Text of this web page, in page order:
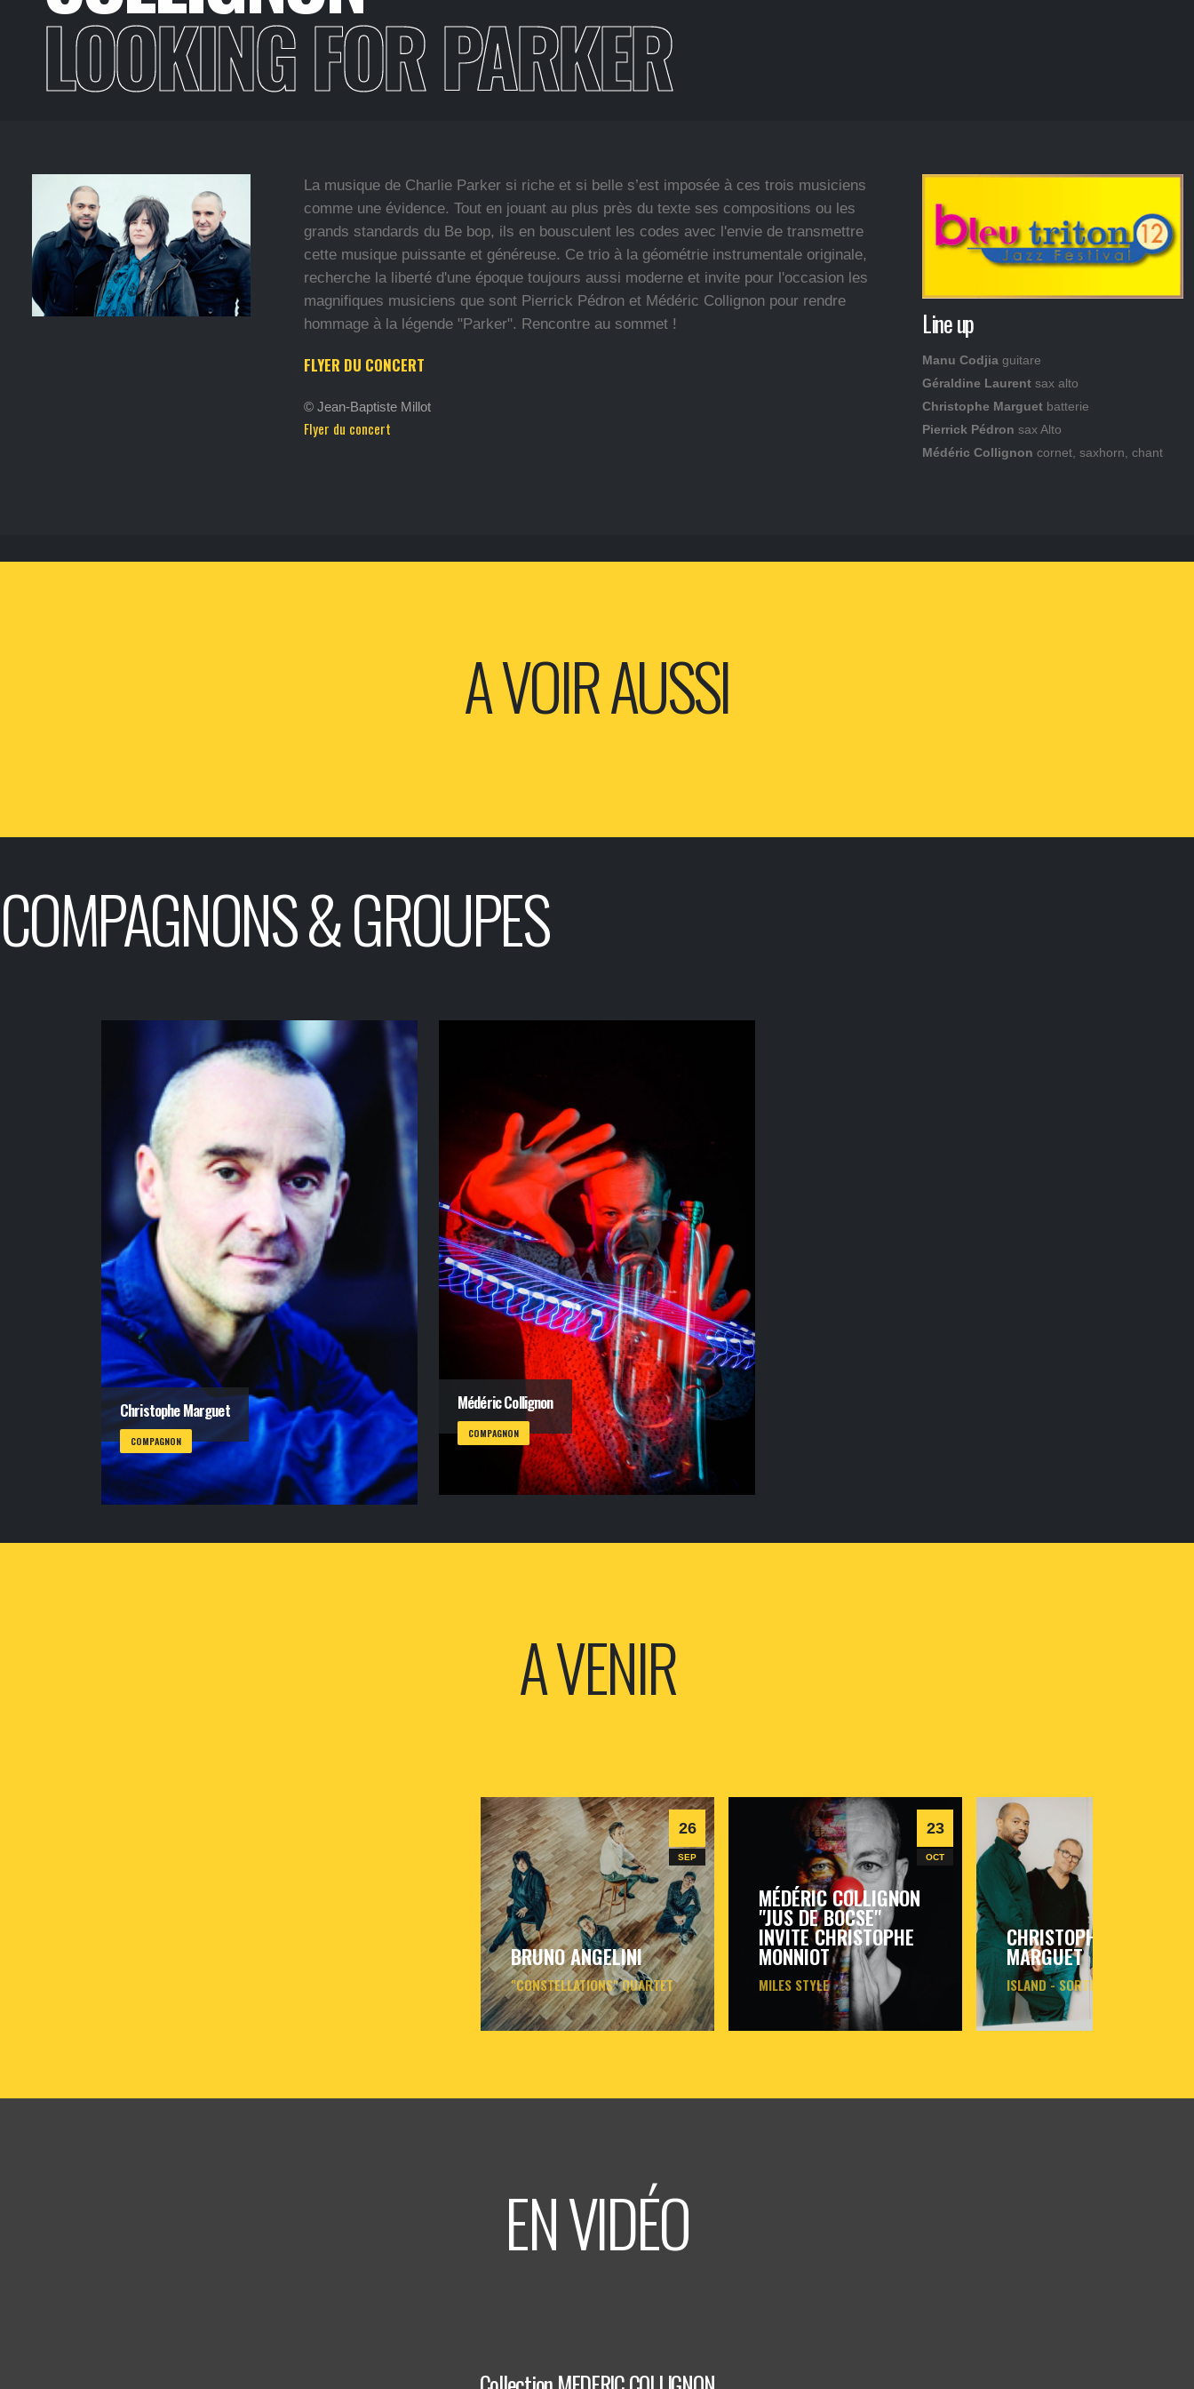
LOOKING FOR PARKER
La musique de Charlie Parker si riche et si belle s’est imposée à ces trois musiciens
comme une évidence. Tout en jouant au plus près du texte ses compositions ou les
grands standards du Be bop, ils en bousculent les codes avec l'envie de transmettre
cette musique puissante et généreuse. Ce trio à la géométrie instrumentale originale,
recherche la liberté d'une époque toujours aussi moderne et invite pour l'occasion les
magnifiques musiciens que sont Pierrick Pédron et Médéric Collignon pour rendre
hommage à la légende "Parker". Rencontre au sommet !
FLYER DU CONCERT
© Jean-Baptiste Millot
Flyer du concert
Line up
Manu Codjia guitare
Géraldine Laurent sax alto
Christophe Marguet batterie
Pierrick Pédron sax Alto
Médéric Collignon cornet, saxhorn, chant
A VOIR AUSSI
COMPAGNONS & GROUPES
Christophe Marguet
COMPAGNON
Médéric Collignon
COMPAGNON
A VENIR
26
SEP
BRUNO ANGELINI
"CONSTELLATIONS" QUARTET
samedi26sept2026- 20h30- Le
23
OCT
MÉDÉRIC COLLIGNON
"JUS DE BOCSE"
INVITE CHRISTOPHE
MONNIOT
MILES STYLE
2026- 20h30
CHRISTOPHE
MARGUET
ISLAND - SORTIE D'ALBUM
jeudi26nov2026
EN VIDÉO